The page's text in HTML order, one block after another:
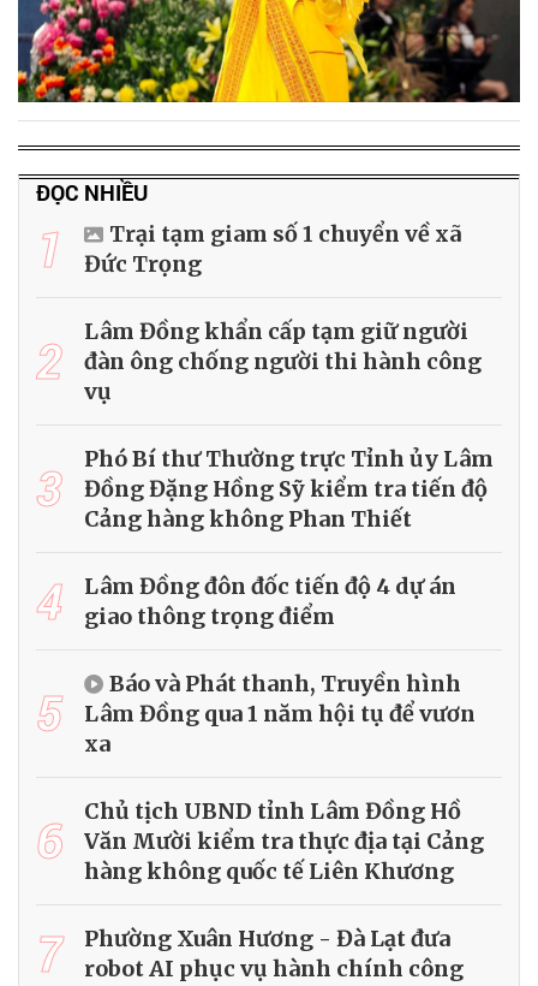
ĐỌC NHIỀU
1
Trại tạm giam số 1 chuyển về xã
Đức Trọng
2
Lâm Đồng khẩn cấp tạm giữ người
đàn ông chống người thi hành công
vụ
3
Phó Bí thư Thường trực Tỉnh ủy Lâm
Đồng Đặng Hồng Sỹ kiểm tra tiến độ
Cảng hàng không Phan Thiết
4
Lâm Đồng đôn đốc tiến độ 4 dự án
giao thông trọng điểm
5
Báo và Phát thanh, Truyền hình
Lâm Đồng qua 1 năm hội tụ để vươn
xa
6
Chủ tịch UBND tỉnh Lâm Đồng Hồ
Văn Mười kiểm tra thực địa tại Cảng
hàng không quốc tế Liên Khương
7
Phường Xuân Hương - Đà Lạt đưa
robot AI phục vụ hành chính công